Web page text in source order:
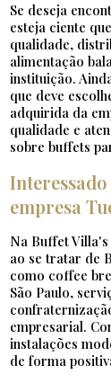
Se deseja
esteja ciente
qualidade,
alimentação
instituição.
que deve
adquirida da
qualidade e
sobre buffets
empresa
Na Buffet
ao se tratar de
como coffee
São Paulo,
empresarial.
instalações
de forma